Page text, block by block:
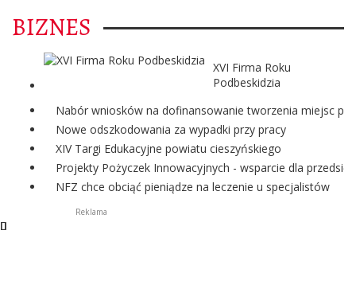
BIZNES
XVI Firma Roku
Podbeskidzia
Nabór wniosków na dofinansowanie tworzenia miejsc
Nowe odszkodowania za wypadki przy pracy
XIV Targi Edukacyjne powiatu cieszyńskiego
Projekty Pożyczek Innowacyjnych - wsparcie dla
NFZ chce obciąć pieniądze na leczenie u specjalistów
Reklama